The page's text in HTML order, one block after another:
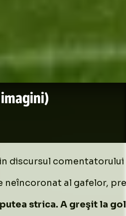
discursul
neîncoronat al gafelor,
strica. A greşit la